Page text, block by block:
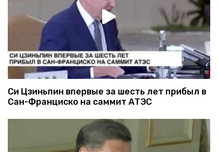
Си Цзиньпин впервые за шесть лет прибыл в
Сан-Франциско на саммит АТЭС